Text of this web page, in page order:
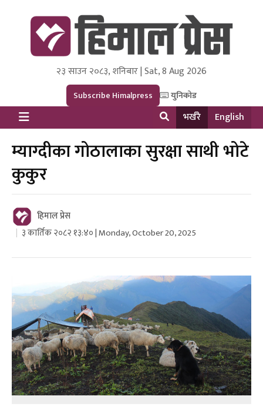
Himal Press
Dot NewsyNepal Media and Research Pvt Ltd.
२३ साउन २०८३, शनिबार | Sat, 8 Aug 2026
Subscribe Himalpress युनिकोड
भर्खरै English
म्याग्दीका गोठालाका सुरक्षा साथी भोटे
कुकुर
हिमाल प्रेस
३ कार्तिक २०८२ १३:४० | Monday, October 20, 2025